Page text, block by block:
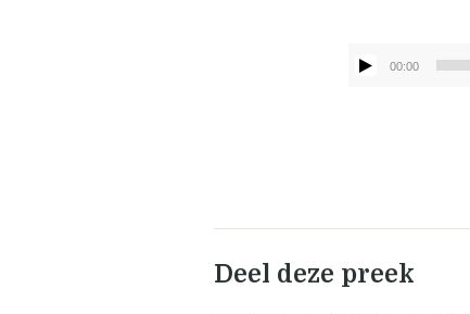
00:00
Deel deze preek